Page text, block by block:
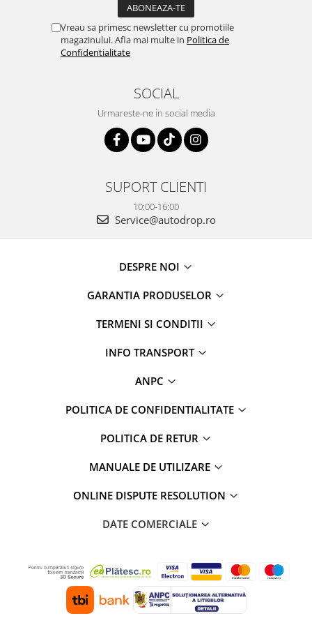
Vreau sa primesc newsletter cu promotiile
magazinului. Afla mai multe in Politica de
Confidentialitate
SOCIAL
Urmareste-ne in social media
SUPORT CLIENTI
10:00-16:00
Service@autodrop.ro
DESPRE NOI
GARANTIA PRODUSELOR
TERMENI SI CONDITII
INFO TRANSPORT
ANPC
POLITICA DE CONFIDENTIALITATE
POLITICA DE RETUR
MANUALE DE UTILIZARE
ONLINE DISPUTE RESOLUTION
DATE COMERCIALE